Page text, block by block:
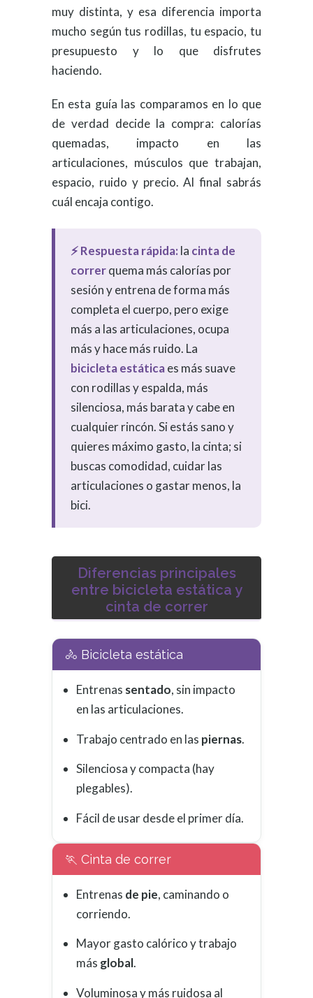
muy distinta, y esa diferencia importa
mucho según tus rodillas, tu espacio, tu
presupuesto y lo que disfrutes
haciendo.
En esta guía las comparamos en lo que
de verdad decide la compra: calorías
quemadas, impacto en las
articulaciones, músculos que trabajan,
espacio, ruido y precio. Al final sabrás
cuál encaja contigo.
⚡ Respuesta rápida: la cinta de
correrquema más calorías por
sesión y entrena de forma más
completa el cuerpo, pero exige
más a las articulaciones, ocupa
más y hace más ruido. La
bicicleta estáticaes más suave
con rodillas y espalda, más
silenciosa, más barata y cabe en
cualquier rincón. Si estás sano y
quieres máximo gasto, la cinta; si
buscas comodidad, cuidar las
articulaciones o gastar menos, la
bici.
Diferencias principales
entre bicicleta estática y
cinta de correr
🚴 Bicicleta estática
Entrenas sentado, sin impacto
en las articulaciones.
Trabajo centrado en las piernas.
Silenciosa y compacta (hay
plegables).
Fácil de usar desde el primer día.
🏃 Cinta de correr
Entrenas de pie, caminando o
corriendo.
Mayor gasto calórico y trabajo
más global.
Voluminosa y más ruidosa al